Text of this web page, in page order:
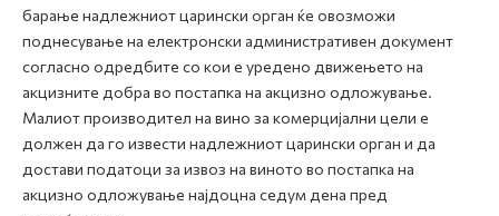
барање надлежниот царински орган ќе овозможи
поднесување на електронски административен документ
согласно одредбите со кои е уредено движењето на
акцизните добра во постапка на акцизно одложување.
Малиот производител на вино за комерцијални цели е
должен да го извести надлежниот царински орган и да
достави податоци за извоз на виното во постапка на
акцизно одложување најдоцна седум дена пред